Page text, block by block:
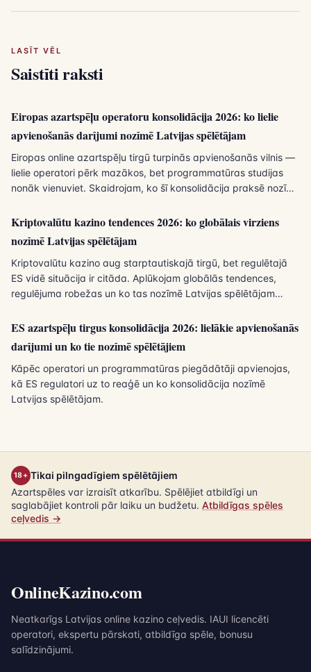
LASĪT VĒL
Saistīti raksti
Eiropas azartspēļu operatoru konsolidācija 2026: ko lielie
apvienošanās darījumi nozīmē Latvijas spēlētājam
Eiropas online azartspēļu tirgū turpinās apvienošanās vilnis —
lielie operatori pērk mazākos, bet programmatūras studijas
nonāk vienuviet. Skaidrojam, ko šī konsolidācija praksē nozīmē
Kriptovalūtu kazino tendences 2026: ko globālais virziens
nozīmē Latvijas spēlētājam
Kriptovalūtu kazino aug starptautiskajā tirgū, bet regulētajā
ES vidē situācija ir citāda. Aplūkojam globālās tendences,
regulējuma robežas un ko tas nozīmē Latvijas spēlētājam
ES azartspēļu tirgus konsolidācija 2026: lielākie apvienošanās
darījumi un ko tie nozīmē spēlētājiem
Kāpēc operatori un programmatūras piegādātāji apvienojas,
kā ES regulatori uz to reaģē un ko konsolidācija nozīmē
Latvijas spēlētājam.
18+ Tikai pilngadīgiem spēlētājiem
Azartspēles var izraisīt atkarību. Spēlējiet atbildīgi un
saglabājiet kontroli pār laiku un budžetu. Atbildīgas spēles
ceļvedis →
OnlineKazino.com
Neatkarīgs Latvijas online kazino ceļvedis. IAUI licencēti
operatori, ekspertu pārskati, atbildīga spēle, bonusu
salīdzinājumi.